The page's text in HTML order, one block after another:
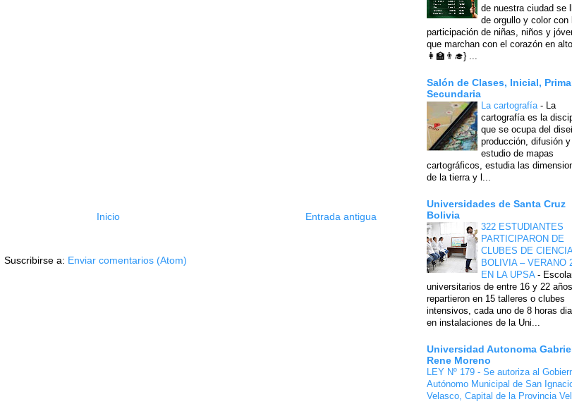
Entrada antigua
Inicio
Suscribirse a: Enviar comentarios (Atom)
de nuestra ciudad se
de orgullo y color con
participación de niñas, niños y
que marchan con el corazón en
👩‍🏫👨‍🎓} ...
Salón de Clases, Inicial,
Secundaria
La cartografía -
La
cartografía es la
que se ocupa del
producción, difusión y
estudio de mapas
cartográficos, estudia las
de la tierra y l...
Universidades de Santa Cruz
Bolivia
322 ESTUDIANTES
PARTICIPARON DE
CLUBES DE CIENCIA
BOLIVIA – VERANO
EN LA UPSA -
universitarios de entre 16 y 22
repartieron en 15 talleres o clubes
intensivos, cada uno de 8 horas
en instalaciones de la Uni...
Universidad Autonoma
Rene Moreno
LEY Nº 179 - Se autoriza al
Autónomo Municipal de San
Velasco, Capital de la Provincia